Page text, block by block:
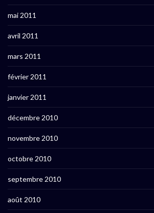
mai 2011
avril 2011
mars 2011
février 2011
janvier 2011
décembre 2010
novembre 2010
octobre 2010
septembre 2010
août 2010